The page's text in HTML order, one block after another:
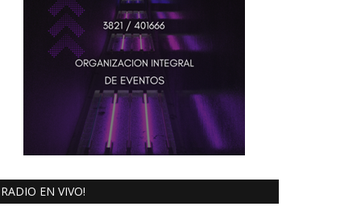
RADIO EN VIVO!